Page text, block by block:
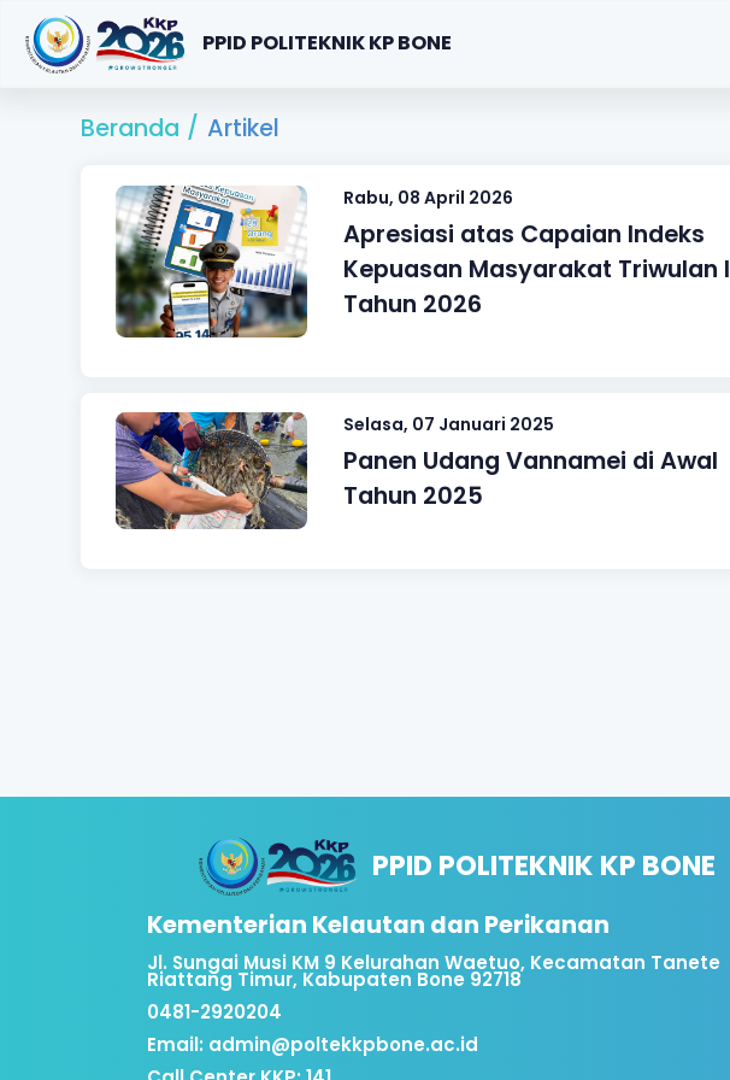
PPID POLITEKNIK KP BONE
Beranda / Artikel
Rabu, 08 April 2026
Apresiasi atas Capaian Indeks
Kepuasan Masyarakat Triwulan I
Tahun 2026
Selasa, 07 Januari 2025
Panen Udang Vannamei di Awal
Tahun 2025
PPID POLITEKNIK KP BONE
Kementerian Kelautan dan Perikanan
Jl. Sungai Musi KM 9 Kelurahan Waetuo, Kecamatan Tanete
Riattang Timur, Kabupaten Bone 92718
0481-2920204
Email: admin@poltekkpbone.ac.id